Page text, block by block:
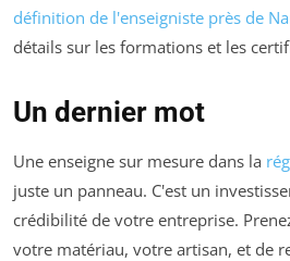
définition de l'enseigniste près de
détails sur les formations et les
Un dernier mot
Une enseigne sur mesure dans la
juste un panneau. C'est un
crédibilité de votre entreprise.
votre matériau, votre artisan, et de